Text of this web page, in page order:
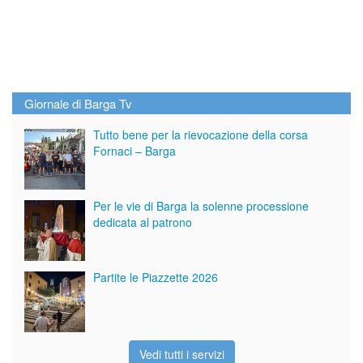
Giornale di Barga Tv
Tutto bene per la rievocazione della corsa
Fornaci – Barga
Per le vie di Barga la solenne processione
dedicata al patrono
Partite le Piazzette 2026
Vedi tutti i servizi